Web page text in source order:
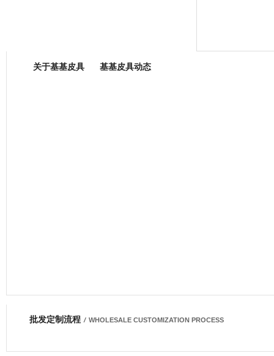
网商会会员
关于基基皮具 基基皮具动态
批发定制流程 / WHOLESALE CUSTOMIZATION PROCESS